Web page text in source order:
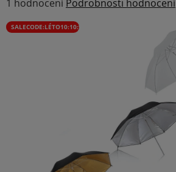
hodnocení
produktu
1 hodnocení Podrobnosti hodnocení
SALECODE:LÉTO10:10:%